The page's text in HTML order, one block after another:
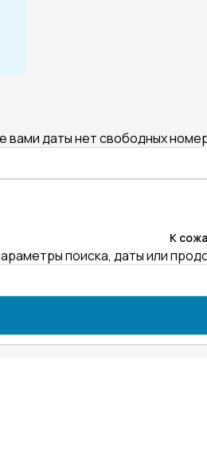
вами даты нет свободных
К
поиска, даты или